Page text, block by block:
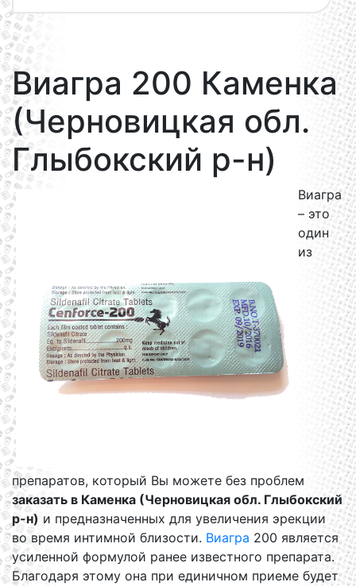
Виагра 200 Каменка
(Черновицкая обл.
Глыбокский р-н)
Виагра
– это
один
из
препаратов, который Вы можете без проблем
заказать в Каменка (Черновицкая обл. Глыбокский
р-н) и предназначенных для увеличения эрекции
во время интимной близости. Виагра 200 является
усиленной формулой ранее известного препарата.
Благодаря этому она при единичном приеме будет